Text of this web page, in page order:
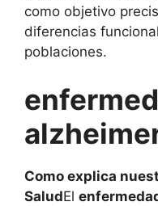
como objetivo
diferencias
poblaciones.
Como explica
SaludEl